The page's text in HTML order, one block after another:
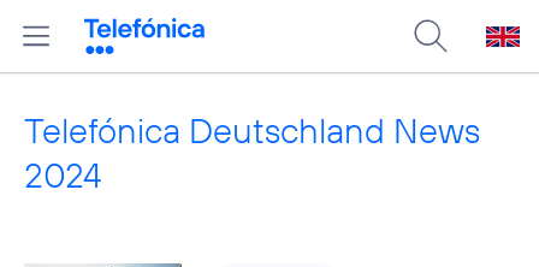
Telefónica Deutschland News
2024